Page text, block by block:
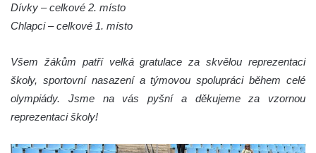
Dívky – celkové 2. místo
Chlapci – celkové 1. místo
Všem žákům patří velká gratulace za skvělou reprezentaci
školy, sportovní nasazení a týmovou spolupráci během celé
olympiády. Jsme na vás pyšní a děkujeme za vzornou
reprezentaci školy!